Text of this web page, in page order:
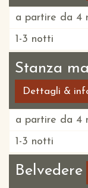
a partire da 4
1-3 notti
Stanza
Dettagli &
a partire da 4
1-3 notti
Belvedere